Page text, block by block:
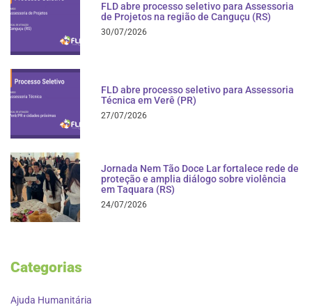
FLD abre processo seletivo para Assessoria
de Projetos na região de Canguçu (RS)
30/07/2026
FLD abre processo seletivo para Assessoria
Técnica em Verê (PR)
27/07/2026
Jornada Nem Tão Doce Lar fortalece rede de
proteção e amplia diálogo sobre violência
em Taquara (RS)
24/07/2026
Categorias
Ajuda Humanitária